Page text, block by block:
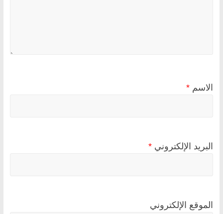
الاسم *
البريد الإلكتروني *
الموقع الإلكتروني